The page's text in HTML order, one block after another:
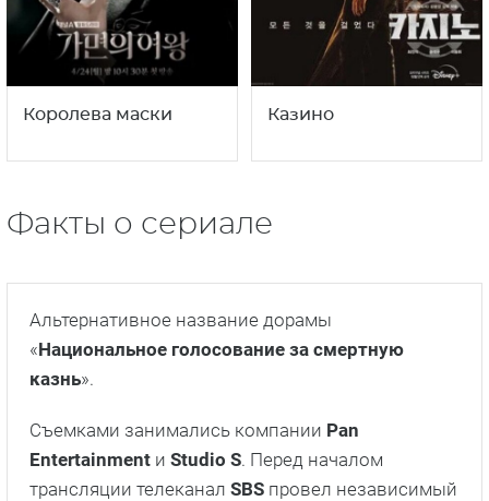
Королева маски Казино
Факты о сериале
Альтернативное название дорамы
«Национальное голосование за смертную
казнь».
Съемками занимались компании Pan
Entertainment и Studio S. Перед началом
трансляции телеканал SBS провел независимый